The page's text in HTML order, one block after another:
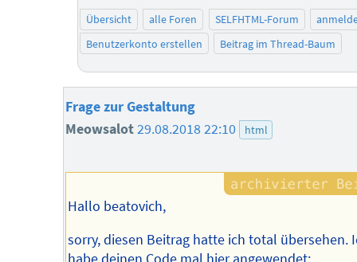
Übersicht alle Foren SELFHTML-Forum
Benutzerkonto erstellen
Beitrag im Thread-Baum
Frage zur Gestaltung
Meowsalot29.08.2018 22:10 html
Hallo beatovich,
sorry, diesen Beitrag hatte ich total übersehen.